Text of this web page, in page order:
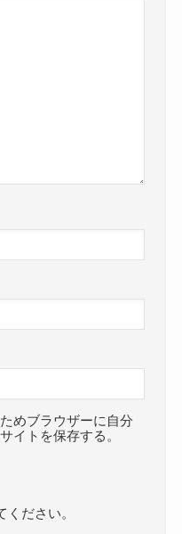
めブラウザーに自分
イトを保存する。
ください。